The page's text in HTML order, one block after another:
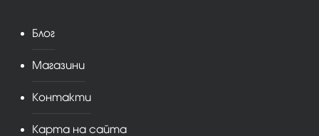
Блог
Магазини
Контакти
Карта на сайта